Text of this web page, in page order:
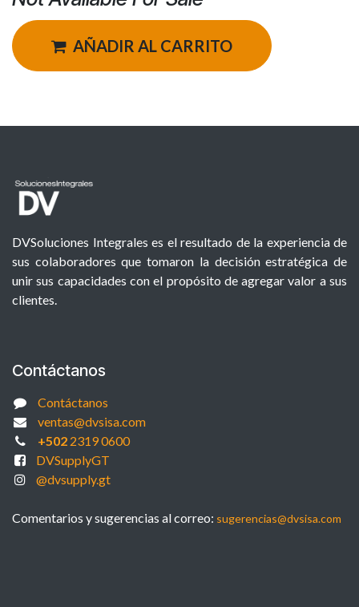
AÑADIR AL CARRITO
DVSoluciones Integrales es el resultado de la experiencia de
sus colaboradores que tomaron la decisión estratégica de
unir sus capacidades con el propósito de agregar valor a sus
clientes.
Contáctanos
Contáctanos
ventas@dvsisa.com
+5022319 0600
DVSupplyGT
@dvsupply.gt
Comentarios y sugerencias al correo: sugerencias@dvsisa.com